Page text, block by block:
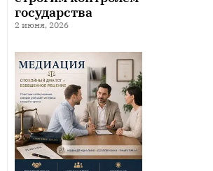
государства
2 июня, 2026